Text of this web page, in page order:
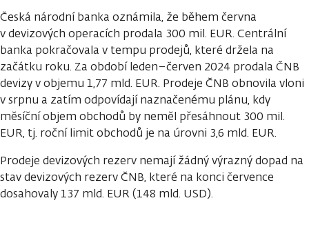
Česká národní banka oznámila, že během června
v devizových operacích prodala 300 mil. EUR. Centrální
banka pokračovala v tempu prodejů, které držela na
začátku roku. Za období leden–červen 2024 prodala ČNB
devizy v objemu 1,77 mld. EUR. Prodeje ČNB obnovila vloni
v srpnu a zatím odpovídají naznačenému plánu, kdy
měsíční objem obchodů by neměl přesáhnout 300 mil.
EUR, tj. roční limit obchodů je na úrovni 3,6 mld. EUR.
Prodeje devizových rezerv nemají žádný výrazný dopad na
stav devizových rezerv ČNB, které na konci července
dosahovaly 137 mld. EUR (148 mld. USD).